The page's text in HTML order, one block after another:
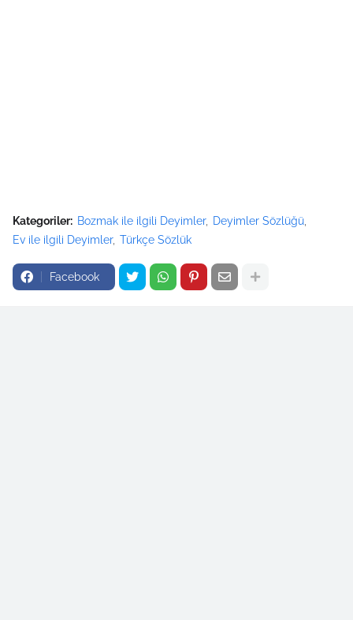
Kategoriler: Bozmak ile ilgili Deyimler
Deyimler Sözlüğü
Ev ile ilgili Deyimler Türkçe Sözlük
Facebook